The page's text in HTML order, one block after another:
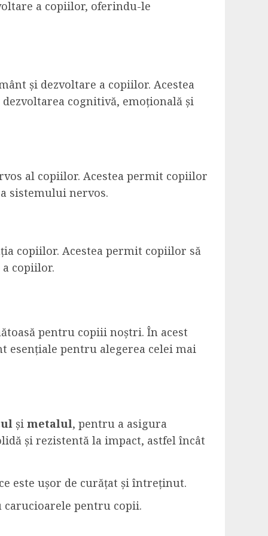
a copiilor, oferindu-le
și dezvoltare a copiilor. Acestea
cognitivă, emoțională și
al copiilor. Acestea permit copiilor
sistemului nervos.
copiilor. Acestea permit copiilor să
a copiilor.
pentru copiii noștri. În acest
pentru alegerea celei mai
și metalul, pentru a asigura
și rezistentă la impact, astfel încât
este ușor de curățat și întreținut.
pentru copii.